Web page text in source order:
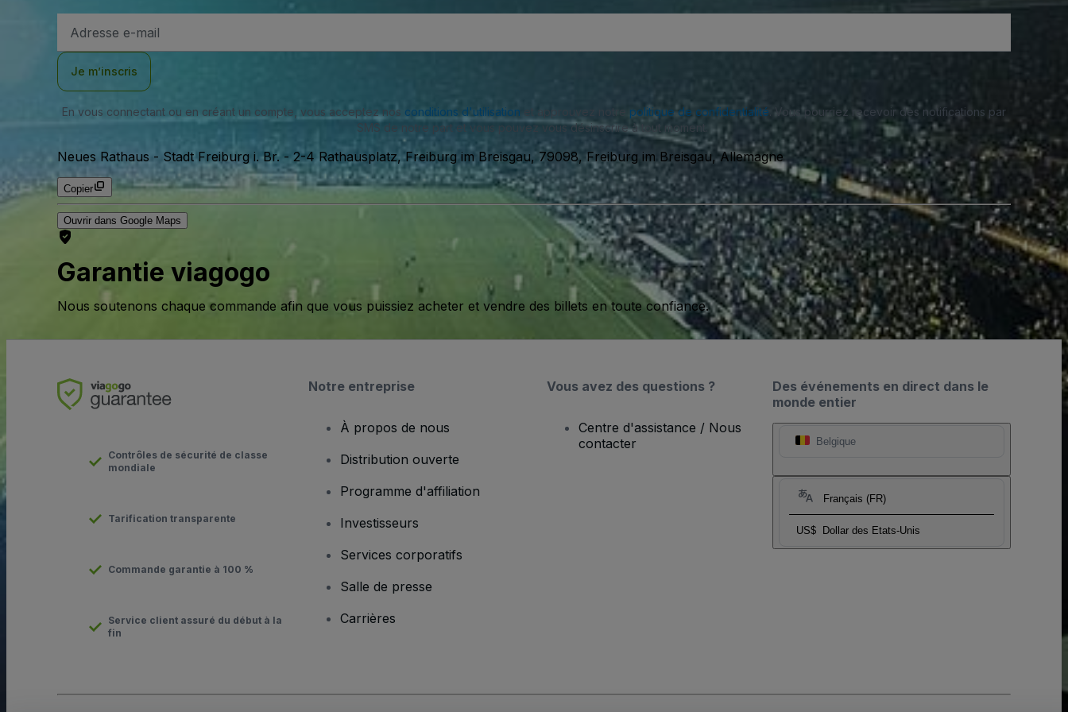
e-
Je m’inscris
En vous connectant ou en créant un compte, vous acceptez nos conditions d'utilisation et approuvez notre politique de confidentialité . Vous pourriez recevoir des notifications par
SMS de notre part et vous pouvez vous désinscrire à tout moment.
Neues Rathaus - Stadt Freiburg i. Br. -2-4 Rathausplatz, Freiburg im Breisgau, 79098, Freiburg im Breisgau, Allemagne
Copier
Ouvrir dans Google Maps
Garantie viagogo
Nous soutenons chaque commande afin que vous puissiez acheter et vendre des billets en toute confiance.
Des événements en direct dans le
monde entier
Belgique
Français (FR)
US$ Dollar des Etats-Unis
Contrôles de sécurité de classe
mondiale
Tarification transparente
Commande garantie à 100 %
Service client assuré du début à la
fin
Notre entreprise
À propos de nous
Distribution ouverte
Programme d'affiliation
Investisseurs
Services corporatifs
Salle de presse
Carrières
Vous avez des questions ?
Centre d'assistance / Nous
contacter